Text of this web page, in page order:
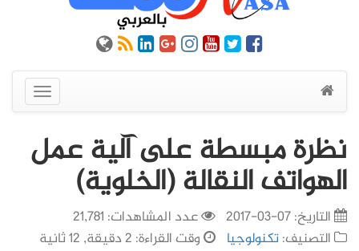
عرض
القائمة
نظرة مبسطة على آلية عمل
الهواتف النقالة (الخلوية)
التاريخ:07-03-2017
عدد المشاهدات: 21,781
التصنيف:تكنولوجيا وقت القراءة: 2 دقيقة, 12 ثانية